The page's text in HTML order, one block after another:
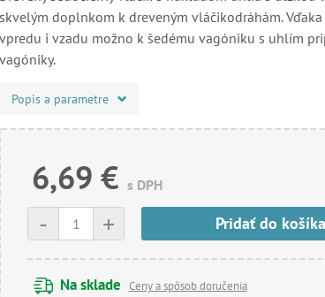
skvelým doplnkom k dreveným vláčikodráhám.
vpredu i vzadu možno k šedému vagóniku s uhlím
vagóniky.
Popis a parametre
6,69 € s DPH
+
- Pridať do košíka
Na sklade Ceny a spôsob doručenia